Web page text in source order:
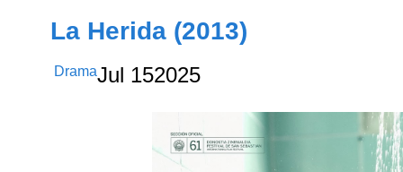
La Herida (2013)
DramaJul 152025